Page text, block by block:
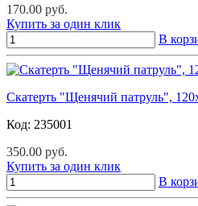
170.00 руб.
Купить за один клик
В
Скатерть "Щенячий патруль",
Код: 235001
350.00 руб.
Купить за один клик
В